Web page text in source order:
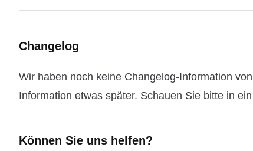
Changelog
Wir haben noch keine Changelog-Information
Information etwas später. Schauen Sie bitte in
Können Sie uns helfen?